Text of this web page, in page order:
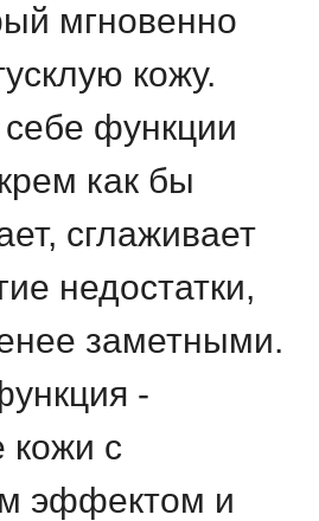
мгновенно
кожу.
функции
как бы
сглаживает
недостатки,
заметными.
-
кожи с
эффектом и